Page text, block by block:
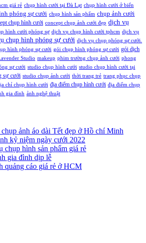
giá rẻ chụp hình cưới tại Đà Lạt chụp hình cưới ở biển
phóng sự cưới chụp hình sản phẩm chụp ảnh cưới
chụp hình cưới concept chụp ảnh cưới đẹp dịch vụ
hình cưới phóng sự dịch vụ chụp hình cưới tphcm dịch vụ
chụp hình phóng sự cưới dịch vụ chụp phóng sự cưới.
hình phóng sự cưới gói chụp hình phóng sự cưới gói dịch
Studio makeup phim trường chụp ảnh cưới phong
sự cưới studio chụp hình cưới studio chụp hình cưới tại
sự cưới studio chụp ảnh cưới thời trang trẻ trang phục chụp
chỉ chụp hình cưới địa điểm chụp hình cưới địa điểm chụp
gia đình ảnh nghệ thuật
ảnh áo dài Tết đẹp ở Hồ chí Minh
kỷ niệm ngày cưới 2022
chụp hình sản phẩm giá rẻ
gia đình dịp lễ
quảng cáo giá rẻ ở HCM